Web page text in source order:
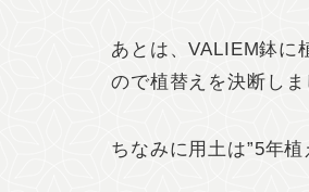
あとは、VALIEM鉢に
ので植替えを決断しま
ちなみに用土は”5年